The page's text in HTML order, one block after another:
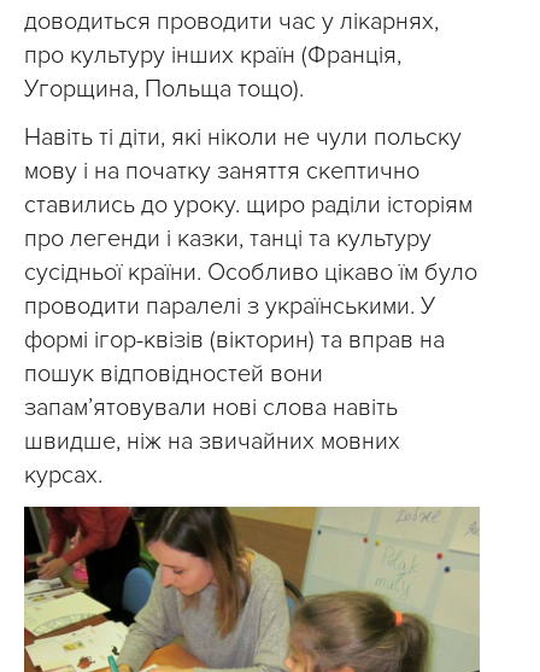
доводиться проводити час у лікарнях,
про культуру інших країн (Франція,
Угорщина, Польща тощо).
Навіть ті діти, які ніколи не чули польску
мову і на початку заняття скептично
ставились до уроку. щиро раділи історіям
про легенди і казки, танці та культуру
сусідньої країни. Особливо цікаво їм було
проводити паралелі з українськими. У
формі ігор-квізів (вікторин) та вправ на
пошук відповідностей вони
запам’ятовували нові слова навіть
швидше, ніж на звичайних мовних
курсах.